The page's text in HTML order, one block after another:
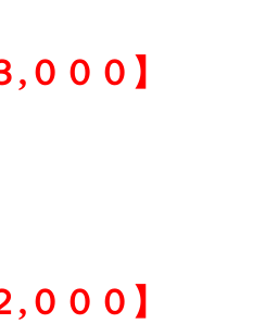
００】
０００】